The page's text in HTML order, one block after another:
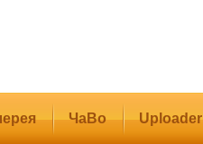
ЧаВо Uploader